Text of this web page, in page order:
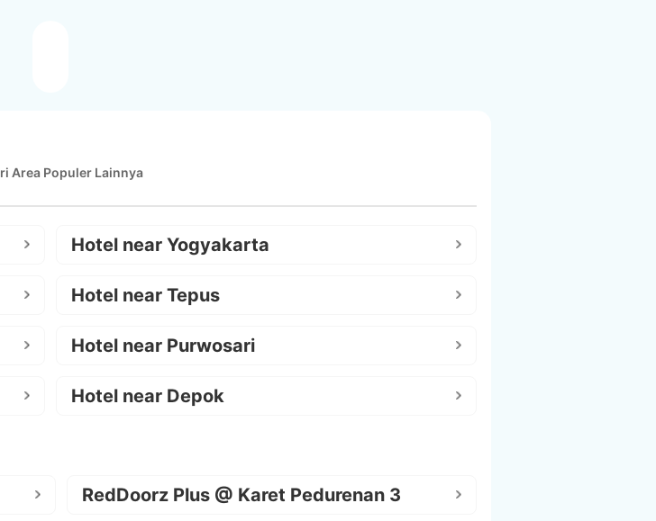
Area Populer Lainnya
Hotel near Yogyakarta
Hotel near Tepus
Hotel near Purwosari
Hotel near Depok
RedDoorz Plus @ Karet Pedurenan 3